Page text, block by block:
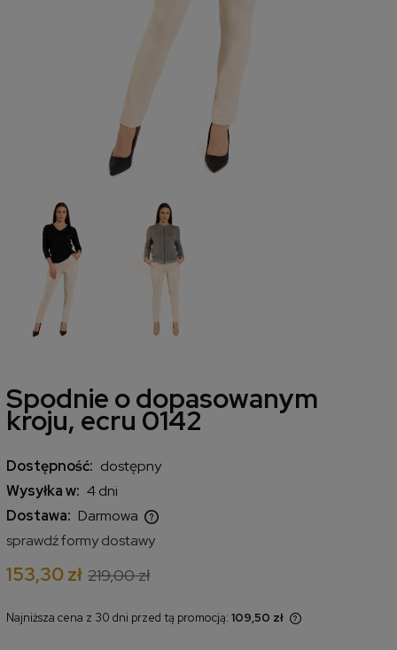
Spodnie o dopasowanym
kroju, ecru 0142
Dostępność: dostępny
Wysyłka w: 4 dni
Dostawa: Darmowa
Cena nie zawiera ewentualnych kosztów płatności
sprawdź formy dostawy
153,30 zł 219,00 zł
Najniższa cena z 30 dni przed tą promocją: 109,50 zł